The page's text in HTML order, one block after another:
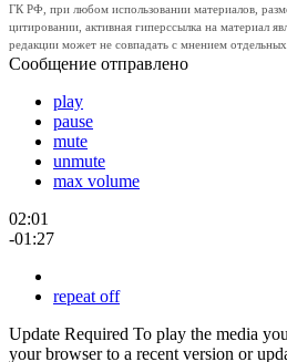
ГК РФ, при любом использовании материалов,
цитировании, активная гиперссылка на материал
редакции может не совпадать с мнением
Сообщение отправлено
play
pause
mute
unmute
max volume
02:01
-01:27
repeat off
Update Required To play the media
your browser to a recent version or